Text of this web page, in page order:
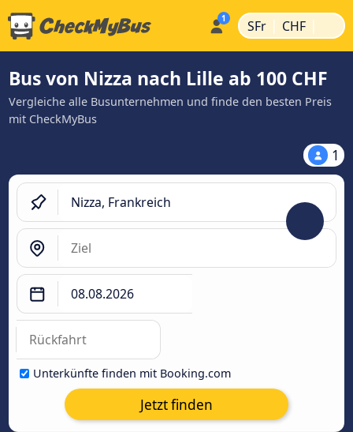
SFr | CHF |
Bus von Nizza nach Lille ab 100 CHF
Vergleiche alle Busunternehmen und finde den besten Preis
mit CheckMyBus
1
Unterkünfte finden mit Booking.com
Jetzt finden